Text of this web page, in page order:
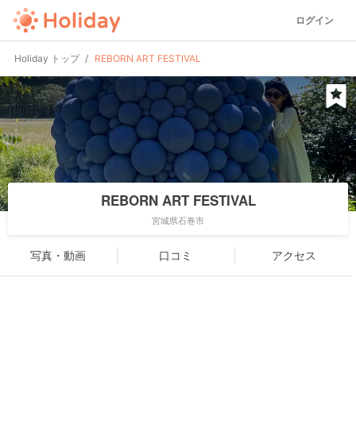
ログイン
Holiday トップ REBORN ART FESTIVAL
REBORN ART FESTIVAL
宮城県石巻市
写真・動画 口コミ アクセス